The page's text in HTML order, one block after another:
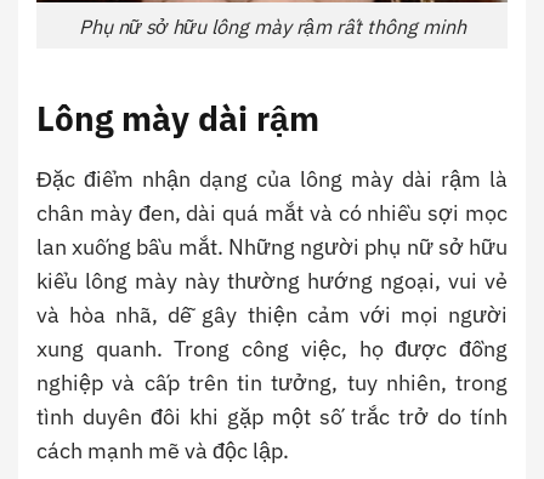
Phụ nữ sở hữu lông mày rậm rất thông minh
Lông mày dài rậm
Đặc điểm nhận dạng của lông mày dài rậm là
chân mày đen, dài quá mắt và có nhiều sợi mọc
lan xuống bầu mắt. Những người phụ nữ sở hữu
kiểu lông mày này thường hướng ngoại, vui vẻ
và hòa nhã, dễ gây thiện cảm với mọi người
xung quanh. Trong công việc, họ được đồng
nghiệp và cấp trên tin tưởng, tuy nhiên, trong
tình duyên đôi khi gặp một số trắc trở do tính
cách mạnh mẽ và độc lập.